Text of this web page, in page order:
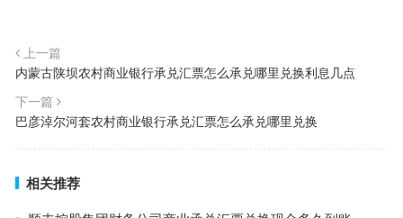
上一篇
内蒙古陕坝农村商业银行承兑汇票怎么承兑哪里兑换利息几点
下一篇
巴彦淖尔河套农村商业银行承兑汇票怎么承兑哪里兑换
相关推荐